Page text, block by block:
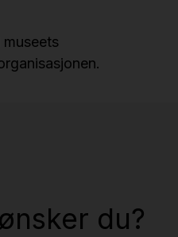
du?